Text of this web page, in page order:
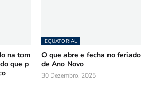
na tom
que p
EQUATORIAL
O que abre e fecha no feriado
de Ano Novo
30 Dezembro, 2025